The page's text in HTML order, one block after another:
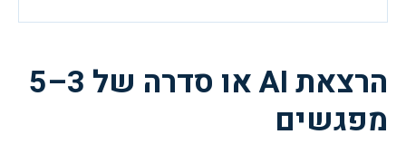
הרצאת AI או סדרה של 3–5
מפגשים